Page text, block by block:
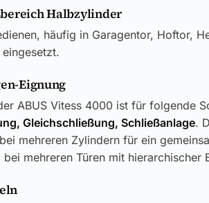
Halbzylinder
häufig in Garagentor, Hoftor,
Eignung
ABUS Vitess 4000 ist für folgende
Gleichschließung, Schließanlage.
mehreren Zylindern für ein
bei mehreren Türen mit hierarchischer